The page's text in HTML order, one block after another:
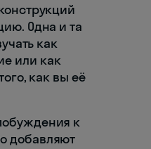
Одна и та
как
или как
как вы её
к
добавляют